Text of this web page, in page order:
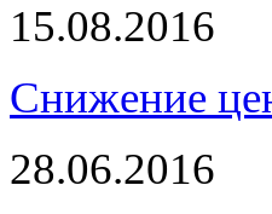
15.08.2016
Снижение
28.06.2016